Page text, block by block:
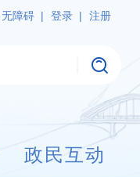
无障碍 | 登录 | 注册
政民互动